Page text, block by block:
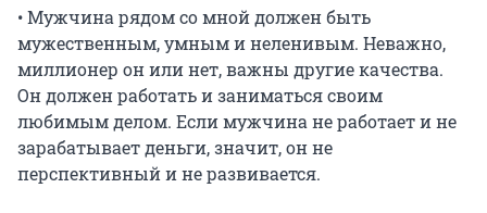
• Мужчина рядом со мной должен быть
мужественным, умным и неленивым. Неважно,
миллионер он или нет, важны другие качества.
Он должен работать и заниматься своим
любимым делом. Если мужчина не работает и не
зарабатывает деньги, значит, он не
перспективный и не развивается.